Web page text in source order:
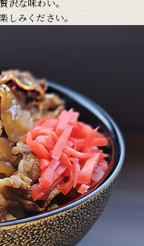
沢な味わい。
みください。